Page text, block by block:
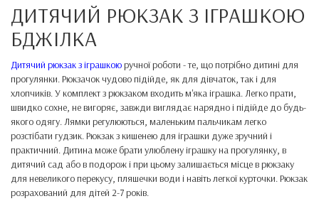
ДИТЯЧИЙ РЮКЗАК З ІГРАШКОЮ
БДЖІЛКА
Дитячий рюкзак з іграшкоюручної роботи - те, що потрібно дитині для
прогулянки. Рюкзачок чудово підійде, як для дівчаток, так і для
хлопчиків. У комплект з рюкзаком входить м'яка іграшка. Легко прати,
швидко сохне, не вигоряє, завжди виглядає нарядно і підійде до будь-
якого одягу. Лямки регулюються, маленьким пальчикам легко
розстібати гудзик. Рюкзак з кишенею для іграшки дуже зручний і
практичний. Дитина може брати улюблену іграшку на прогулянку, в
дитячий сад або в подорож і при цьому залишається місце в рюкзаку
для невеликого перекусу, пляшечки води і навіть легкої курточки. Рюкзак
розрахований для дітей 2-7 років.